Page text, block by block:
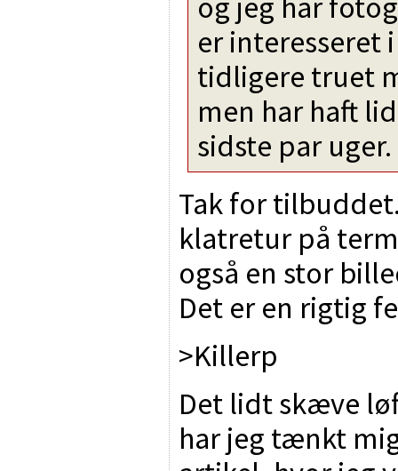
er interesseret
tidligere truet
men har haft
sidste par uger.
Tak for
klatretur på
også en stor
Det er en rigtig
>Killerp
Det lidt skæve
har jeg tænkt